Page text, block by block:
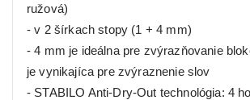
ružová)
- v 2 šírkach stopy (1 + 4 mm)
- 4 mm je ideálna pre zvýrazňovanie
je vynikajíca pre zvýraznenie slov
- STABILO Anti-Dry-Out technológia: 4